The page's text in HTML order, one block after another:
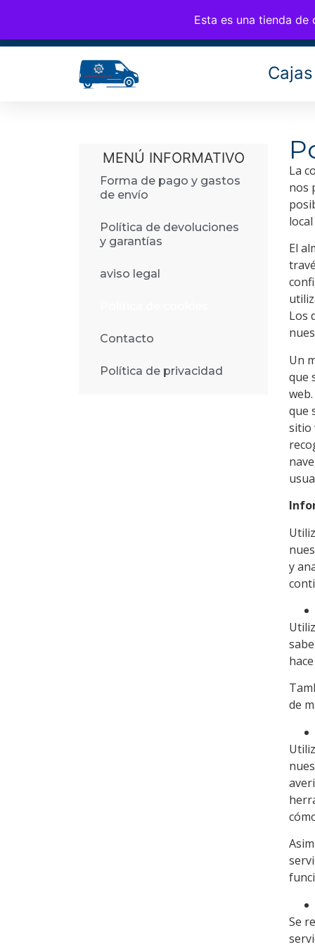
Esta es una tienda
info@cambiosfurgo.com
MENÚ INFORMATIVO
Forma de pago y gastos
de envío
Política de devoluciones
y garantías
aviso legal
Contacto
Política de privacidad
La
nos
El
Los
Un
que
que
sitio
y
de
Se